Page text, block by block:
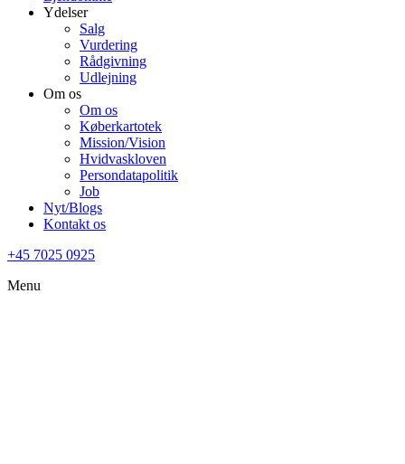
Ydelser
Salg
Vurdering
Rådgivning
Udlejning
Om os
Om os
Køberkartotek
Mission/Vision
Hvidvaskloven
Persondatapolitik
Job
Nyt/Blogs
Kontakt os
+45 7025 0925
Menu